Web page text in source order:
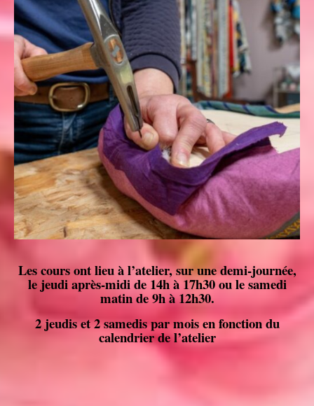
Les cours ont lieu à l’atelier, sur une demi-journée,
le jeudi après-midi de 14h à 17h30 ou le samedi
matin de 9h à 12h30.
2 jeudis et 2 samedis par mois en fonction du
calendrier de l’atelier